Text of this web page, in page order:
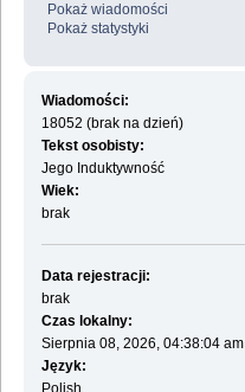
Pokaż wiadomości
Pokaż statystyki
Wiadomości:
18052 (brak na dzień)
Tekst osobisty:
Jego Induktywność
Wiek:
brak
Data rejestracji:
brak
Czas lokalny:
Sierpnia 08, 2026, 04:38:04 am
Język:
Polish